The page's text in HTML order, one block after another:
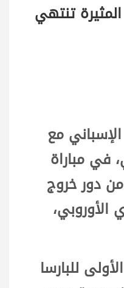
تنتهي
مع
في مباراة
دور خروج
الأوروبي،
للبارسا